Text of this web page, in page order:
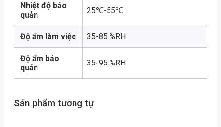
Nhiệt độ bảo
quản
25℃-55℃
Độ ẩm làm việc 35-85 %RH
Độ ẩm bảo
quản
35-95 %RH
Sản phẩm tương tự